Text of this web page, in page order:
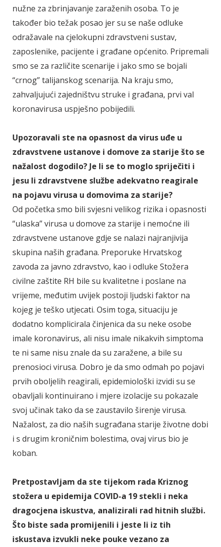
nužne za zbrinjavanje zaraženih osoba. To je
također bio težak posao jer su se naše odluke
odražavale na cjelokupni zdravstveni sustav,
zaposlenike, pacijente i građane općenito. Pripremali
smo se za različite scenarije i jako smo se bojali
“crnog” talijanskog scenarija. Na kraju smo,
zahvaljujući zajedništvu struke i građana, prvi val
koronavirusa uspješno pobijedili.
Upozoravali ste na opasnost da virus uđe u
zdravstvene ustanove i domove za starije što se
nažalost dogodilo? Je li se to moglo spriječiti i
jesu li zdravstvene službe adekvatno reagirale
na pojavu virusa u domovima za starije?
Od početka smo bili svjesni velikog rizika i opasnosti
“ulaska” virusa u domove za starije i nemoćne ili
zdravstvene ustanove gdje se nalazi najranjivija
skupina naših građana. Preporuke Hrvatskog
zavoda za javno zdravstvo, kao i odluke Stožera
civilne zaštite RH bile su kvalitetne i poslane na
vrijeme, međutim uvijek postoji ljudski faktor na
kojeg je teško utjecati. Osim toga, situaciju je
dodatno komplicirala činjenica da su neke osobe
imale koronavirus, ali nisu imale nikakvih simptoma
te ni same nisu znale da su zaražene, a bile su
prenosioci virusa. Dobro je da smo odmah po pojavi
prvih oboljelih reagirali, epidemiološki izvidi su se
obavljali kontinuirano i mjere izolacije su pokazale
svoj učinak tako da se zaustavilo širenje virusa.
Nažalost, za dio naših sugrađana starije životne dobi
i s drugim kroničnim bolestima, ovaj virus bio je
koban.
Pretpostavljam da ste tijekom rada Kriznog
stožera u epidemija COVID-a 19 stekli i neka
dragocjena iskustva, analizirali rad hitnih službi.
Što biste sada promijenili i jeste li iz tih
iskustava izvukli neke pouke vezano za